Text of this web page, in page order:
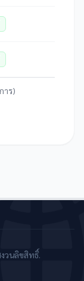
าร)
วนลิขสิทธิ์.